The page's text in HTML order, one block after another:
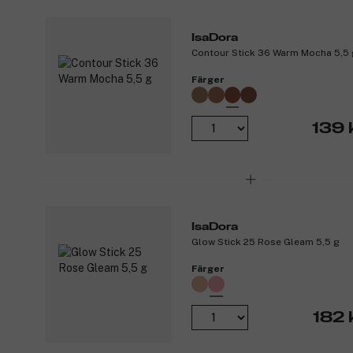
IsaDora
Contour Stick 36 Warm Mocha 5,5
Färger
139
IsaDora
Glow Stick 25 Rose Gleam 5,5 g
Färger
182